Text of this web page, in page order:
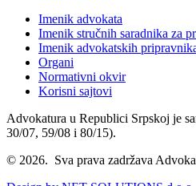
Imenik advokata
Imenik stručnih saradnika za
Imenik advokatskih
Organi
Normativni okvir
Korisni sajtovi
Advokatura u Republici Srpskoj je
30/07, 59/08 i 80/15).
© 2026. Sva prava zadržava